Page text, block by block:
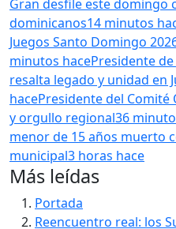
Gran desfile este domingo
dominicanos14 minutos
Juegos Santo Domingo
minutos hacePresidente
resalta legado y unidad en
hacePresidente del
y orgullo regional36
menor de 15 años muerto
municipal3 horas hace
Más leídas
Portada
Reencuentro real: los